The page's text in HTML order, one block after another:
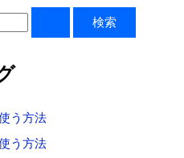
う方法
う方法